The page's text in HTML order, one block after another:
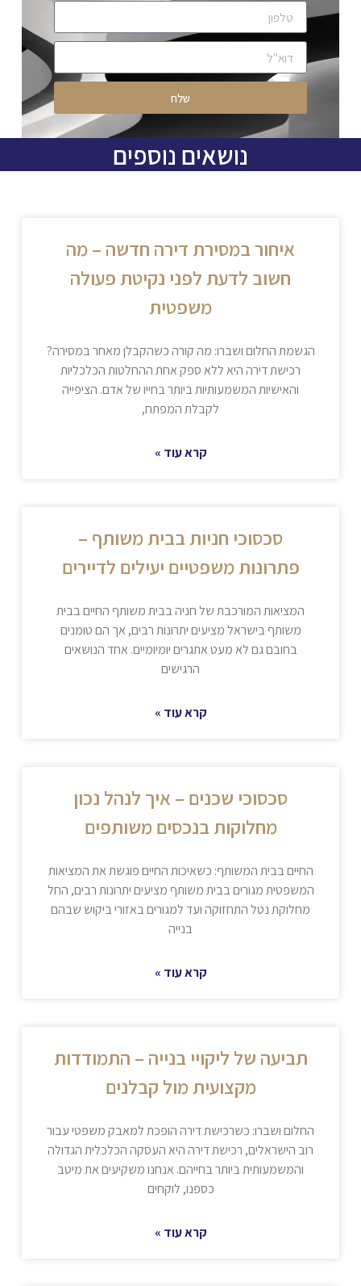
שלח
נושאים נוספים
איחור במסירת דירה חדשה – מה
חשוב לדעת לפני נקיטת פעולה
משפטית
הגשמת החלום ושברו: מה קורה כשהקבלן מאחר במסירה?
רכישת דירה היא ללא ספק אחת ההחלטות הכלכליות
והאישיות המשמעותיות ביותר בחייו של אדם. הציפייה
לקבלת המפתח,
קרא עוד »
סכסוכי חניות בבית משותף –
פתרונות משפטיים יעילים לדיירים
המציאות המורכבת של חניה בבית משותף החיים בבית
משותף בישראל מציעים יתרונות רבים, אך הם טומנים
בחובם גם לא מעט אתגרים יומיומיים. אחד הנושאים
הרגישים
קרא עוד »
סכסוכי שכנים – איך לנהל נכון
מחלוקות בנכסים משותפים
החיים בבית המשותף: כשאיכות החיים פוגשת את המציאות
המשפטית מגורים בבית משותף מציעים יתרונות רבים, החל
מחלוקת נטל התחזוקה ועד למגורים באזורי ביקוש שבהם
בנייה
קרא עוד »
תביעה של ליקויי בנייה – התמודדות
מקצועית מול קבלנים
החלום ושברו: כשרכישת דירה הופכת למאבק משפטי עבור
רוב הישראלים, רכישת דירה היא העסקה הכלכלית הגדולה
והמשמעותית ביותר בחייהם. אנחנו משקיעים את מיטב
כספנו, לוקחים
קרא עוד »